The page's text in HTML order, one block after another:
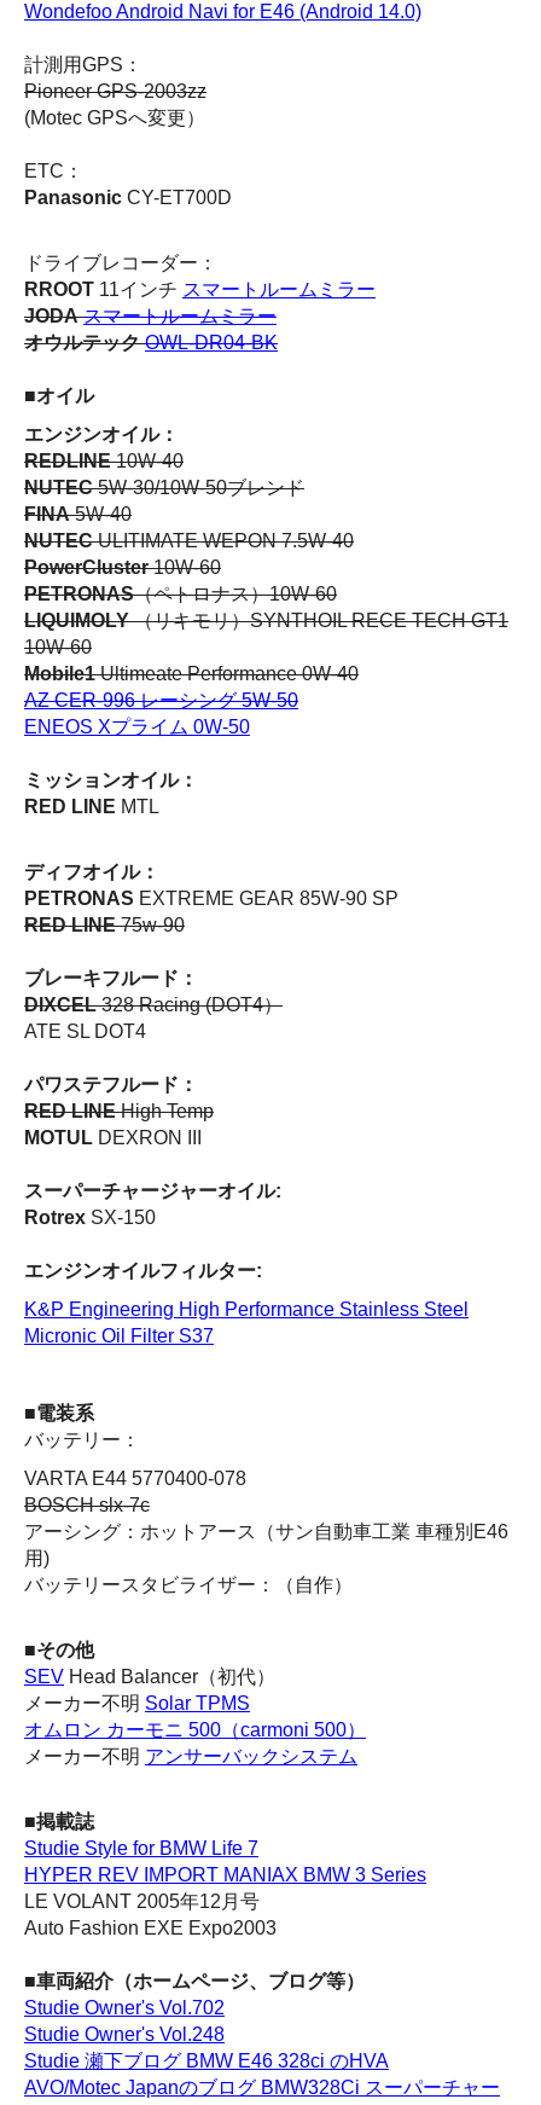
Wondefoo Android Navi for E46 (Android 14.0)
計測用GPS：
Pioneer GPS-2003zz
(Motec GPSへ変更）
ETC：
Panasonic CY-ET700D
ドライブレコーダー：
RROOT 11インチ スマートルームミラー
JODA スマートルームミラー
オウルテック OWL-DR04-BK
■オイル
エンジンオイル：
REDLINE10W-40
NUTEC5W-30/10W-50ブレンド
FINA5W-40
NUTECULITIMATE WEPON 7.5W-40
PowerCluster10W-60
PETRONAS（ペトロナス）10W-60
LIQUIMOLY（リキモリ）SYNTHOIL RECE TECH GT1
10W-60
Mobile1Ultimeate Performance 0W-40
AZ CER-996 レーシング 5W-50
ENEOS Xプライム 0W-50
ミッションオイル：
RED LINE MTL
ディフオイル：
PETRONAS EXTREME GEAR 85W-90 SP
RED LINE75w-90
ブレーキフルード：
DIXCEL328 Racing (DOT4）
ATE SL DOT4
パワステフルード：
RED LINEHigh Temp
MOTUL DEXRON III
スーパーチャージャーオイル:
Rotrex SX-150
エンジンオイルフィルター:
K&P Engineering High Performance Stainless Steel
Micronic Oil Filter S37
■電装系
バッテリー：
VARTA E44 5770400-078
BOSCH slx-7c
アーシング：ホットアース（サン自動車工業 車種別E46
用)
バッテリースタビライザー：（自作）
■その他
SEV Head Balancer（初代）
メーカー不明 Solar TPMS
オムロン カーモニ 500（carmoni 500）
メーカー不明 アンサーバックシステム
■掲載誌
Studie Style for BMW Life 7
HYPER REV IMPORT MANIAX BMW 3 Series
LE VOLANT 2005年12月号
Auto Fashion EXE Expo2003
■車両紹介（ホームページ、ブログ等）
Studie Owner's Vol.702
Studie Owner's Vol.248
Studie 瀬下ブログ BMW E46 328ci のHVA
AVO/Motec Japanのブログ BMW328Ci スーパーチャー